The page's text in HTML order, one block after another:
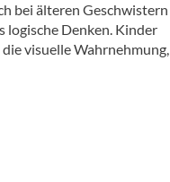
bei älteren Geschwistern
logische Denken. Kinder
visuelle Wahrnehmung,